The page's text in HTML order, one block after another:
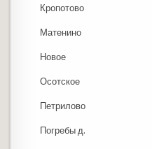
Кропотово
Матенино
Новое
Осотское
Петрилово
Погребы д.